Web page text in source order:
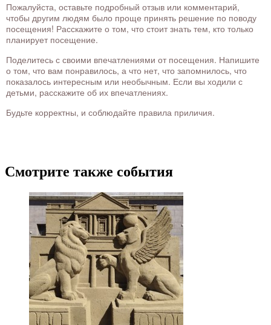
Пожалуйста, оставьте подробный отзыв или комментарий,
чтобы другим людям было проще принять решение по поводу
посещения! Расскажите о том, что стоит знать тем, кто только
планирует посещение.
Поделитесь с своими впечатлениями от посещения. Напишите
о том, что вам понравилось, а что нет, что запомнилось, что
показалось интересным или необычным. Если вы ходили с
детьми, расскажите об их впечатлениях.
Будьте корректны, и соблюдайте правила приличия.
Смотрите также события